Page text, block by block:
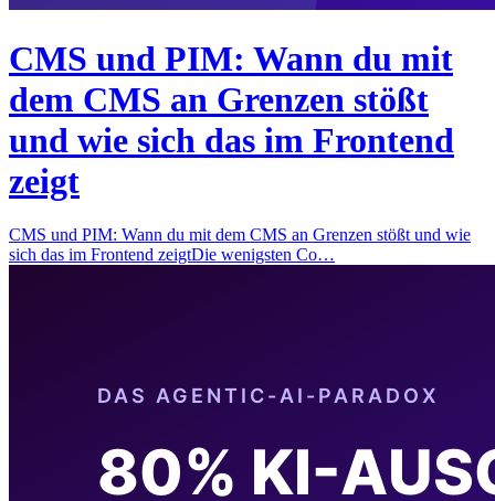
CMS und PIM: Wann du mit
dem CMS an Grenzen stößt
und wie sich das im Frontend
zeigt
CMS und PIM: Wann du mit dem CMS an Grenzen stößt und wie
sich das im Frontend zeigtDie wenigsten Co…